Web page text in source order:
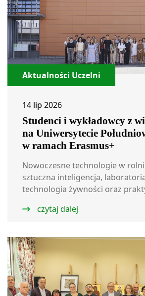
Aktualności Uczelni
14 lip 2026
Studenci i wykładowcy z
na Uniwersytecie
w ramach Erasmus+
Nowoczesne technologie w
sztuczna inteligencja,
technologia żywności oraz
czytaj dalej